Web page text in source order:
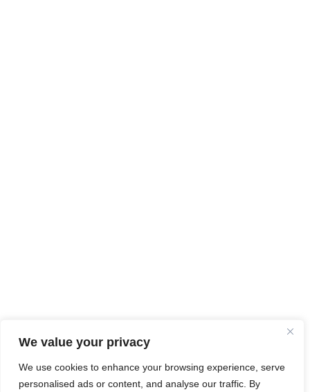
We value your privacy
We use cookies to enhance your browsing experience, serve
personalised ads or content, and analyse our traffic. By